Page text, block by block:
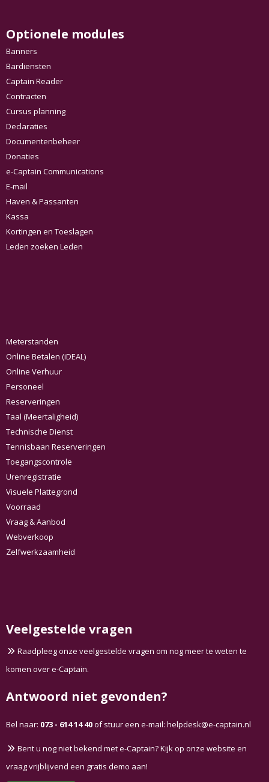
Optionele modules
Banners
Bardiensten
Captain Reader
Contracten
Cursus planning
Declaraties
Documentenbeheer
Donaties
e-Captain Communications
E-mail
Haven & Passanten
Kassa
Kortingen en Toeslagen
Leden zoeken Leden
Meterstanden
Online Betalen (iDEAL)
Online Verhuur
Personeel
Reserveringen
Taal (Meertaligheid)
Technische Dienst
Tennisbaan Reserveringen
Toegangscontrole
Urenregistratie
Visuele Plattegrond
Voorraad
Vraag & Aanbod
Webverkoop
Zelfwerkzaamheid
Veelgestelde vragen
Raadpleeg onze veelgestelde vragen om nog meer te weten te
komen over e-Captain.
Antwoord niet gevonden?
Bel naar: 073 - 614 14 40of stuur een e-mail: ksedpleh@e-captain.nl
Bent u nog niet bekend met e-Captain? Kijk op onze website en
vraag vrijblijvend een gratis demo aan!